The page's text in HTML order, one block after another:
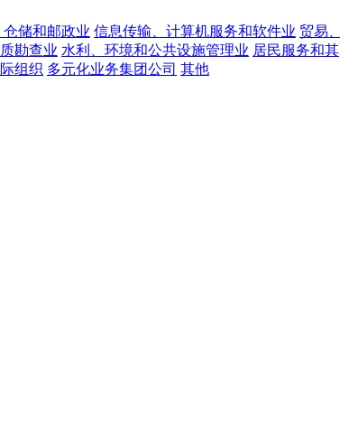
储和邮政业 信息传输、计算机服务和软件业 贸易、
勘查业 水利、环境和公共设施管理业 居民服务和其
组织 多元化业务集团公司 其他